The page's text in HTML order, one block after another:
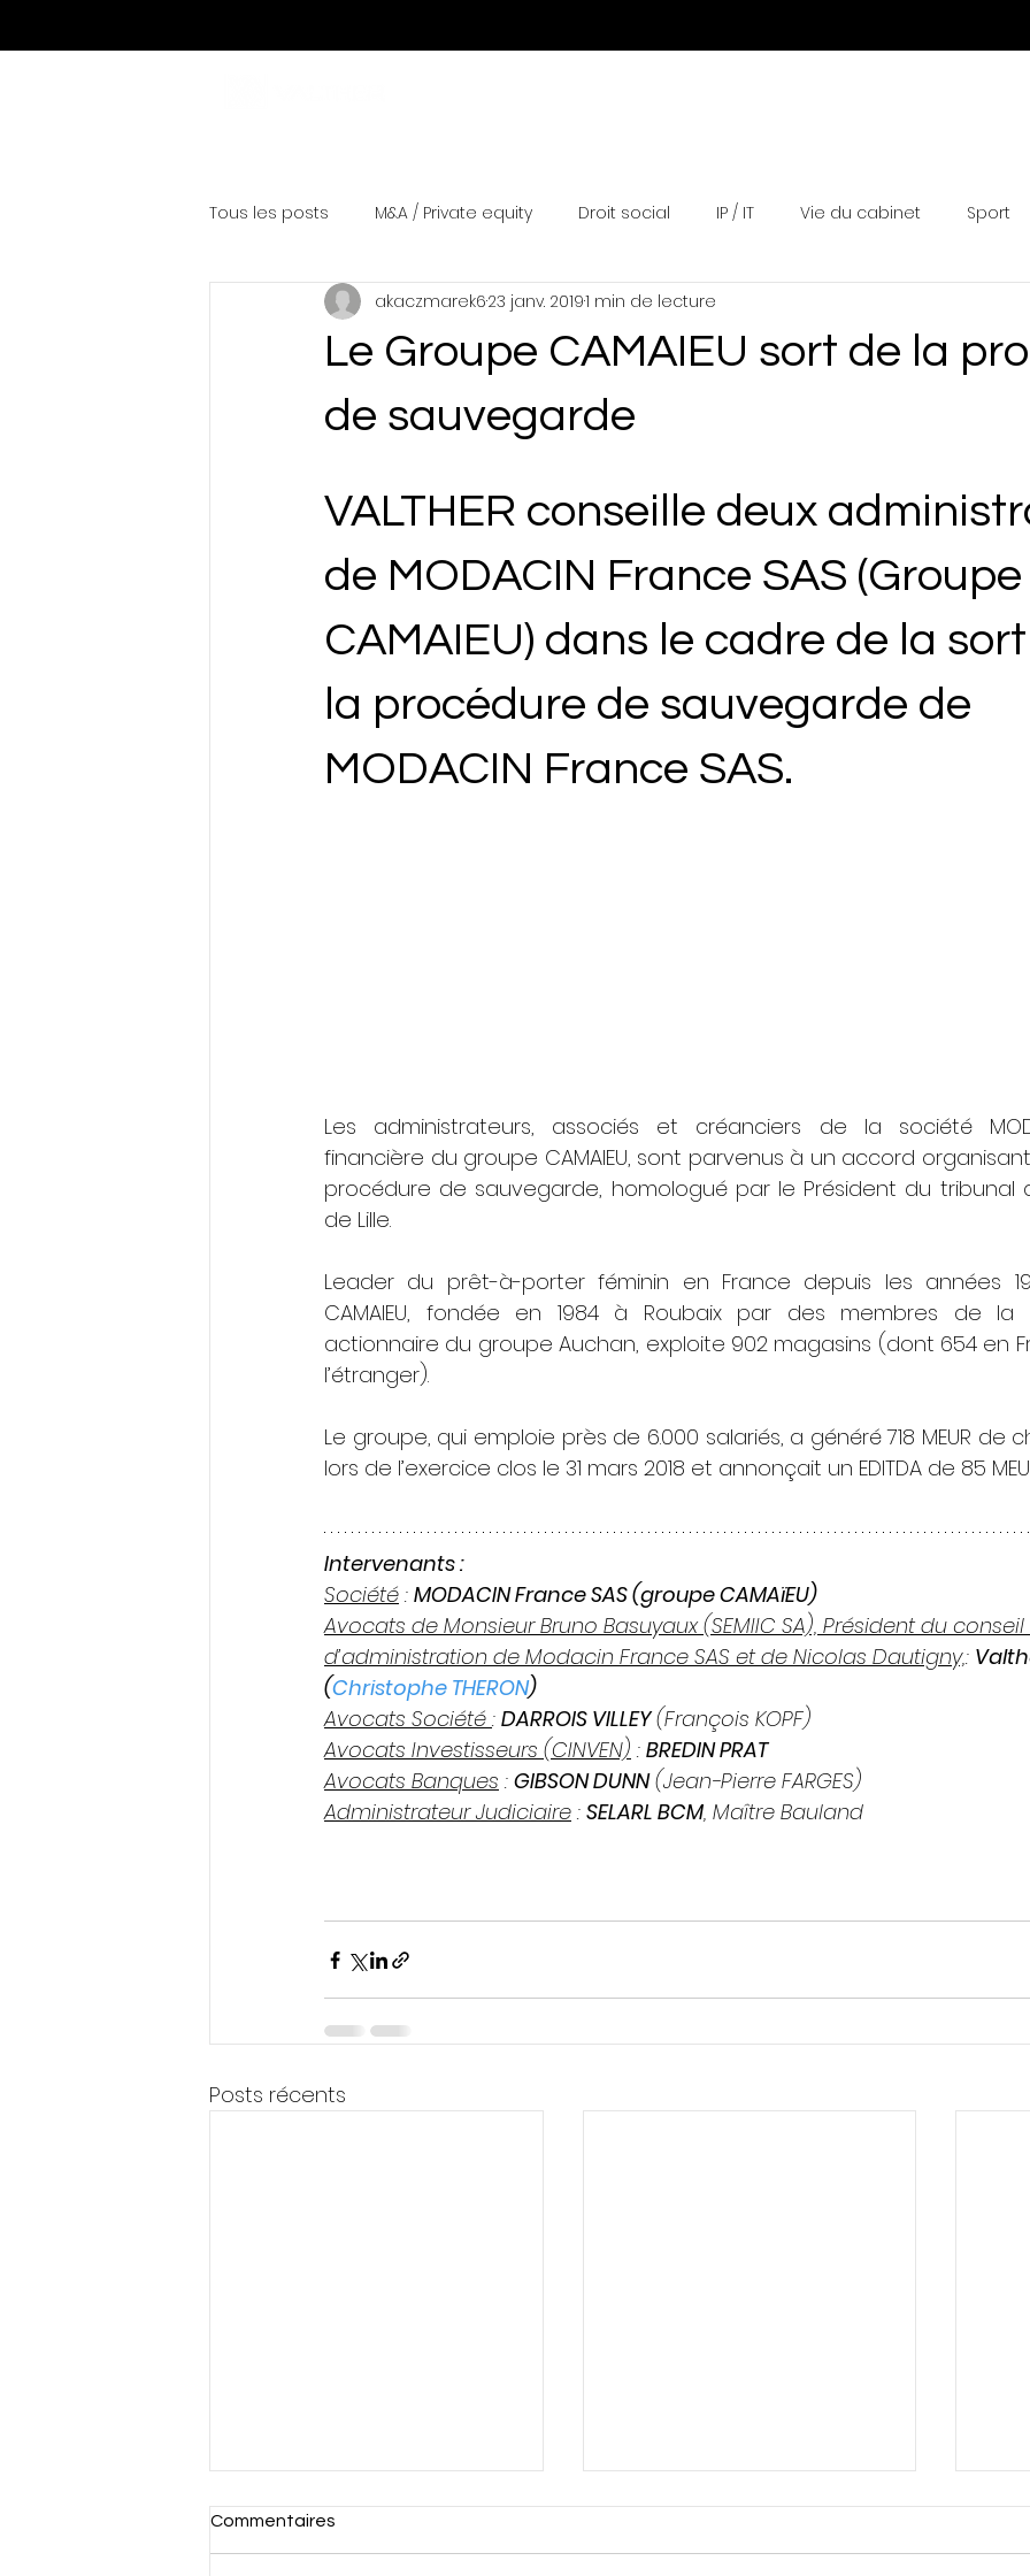
Tous les posts M&A / Private equity Droit social IP / IT Vie du cabinet Sport
Le Groupe CAMAIEU sort de la
de sauvegarde
akaczmarek623 janv. 20191 min de lecture
VALTHER conseille deux
de MODACIN France SAS
CAMAIEU) dans le cadre de la
la procédure de sauvegarde de
MODACIN France SAS.
Les administrateurs, associés et créanciers de la société
financière du groupe CAMAIEU, sont parvenus à un accord
procédure de sauvegarde, homologué par le Président du tribunal
de Lille.
Leader du prêt-à-porter féminin en France depuis les années
CAMAIEU, fondée en 1984 à Roubaix par des membres de la
actionnaire du groupe Auchan, exploite 902 magasins (dont 654 en
l’étranger).
Le groupe, qui emploie près de 6.000 salariés, a généré 718 MEUR de
lors de l’exercice clos le 31 mars 2018 et annonçait un EDITDA de 85
Intervenants :
Société : MODACIN France SAS (groupe CAMAïEU)
Avocats de Monsieur Bruno Basuyaux (SEMIIC SA), Président du conseil
d’administration de Modacin France SAS et de Nicolas Dautigny,:
(Christophe THERON)
Avocats Société : DARROIS VILLEY (François KOPF)
Avocats Investisseurs (CINVEN) : BREDIN PRAT
Avocats Banques : GIBSON DUNN (Jean-Pierre FARGES)
Administrateur Judiciaire : SELARL BCM, Maître Bauland
Posts récents
Commentaires